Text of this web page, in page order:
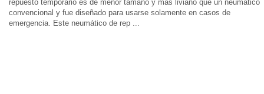
repuesto temporario es de menor tamaño y más liviano que un neumático
convencional y fue diseñado para usarse solamente en casos de
emergencia. Este neumático de rep ...